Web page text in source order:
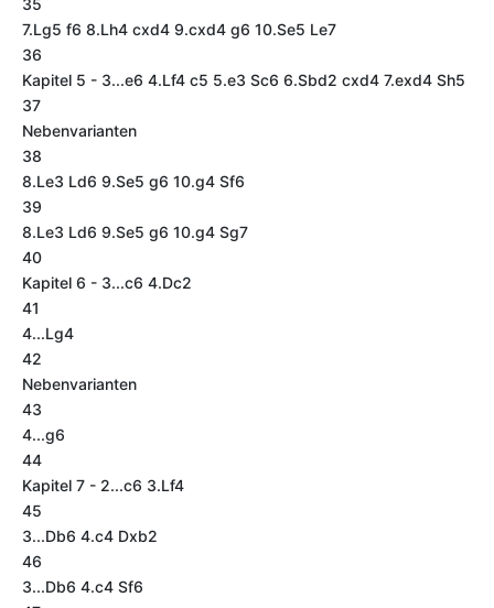
35
7.Lg5 f6 8.Lh4 cxd4 9.cxd4 g6 10.Se5 Le7
36
Kapitel 5 - 3...e6 4.Lf4 c5 5.e3 Sc6 6.Sbd2 cxd4 7.exd4 Sh5
37
Nebenvarianten
38
8.Le3 Ld6 9.Se5 g6 10.g4 Sf6
39
8.Le3 Ld6 9.Se5 g6 10.g4 Sg7
40
Kapitel 6 - 3...c6 4.Dc2
41
4...Lg4
42
Nebenvarianten
43
4...g6
44
Kapitel 7 - 2...c6 3.Lf4
45
3...Db6 4.c4 Dxb2
46
3...Db6 4.c4 Sf6